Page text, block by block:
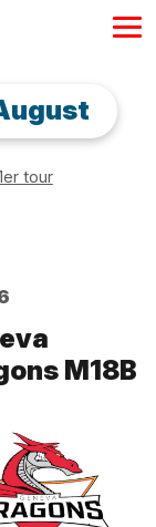
tour
M18B